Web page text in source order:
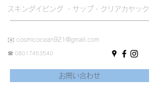
スキンダイビング ・サップ・クリアカヤック
✉️ cosmicocean921@gmail.com
☎︎ 08017453540
お問い合わせ